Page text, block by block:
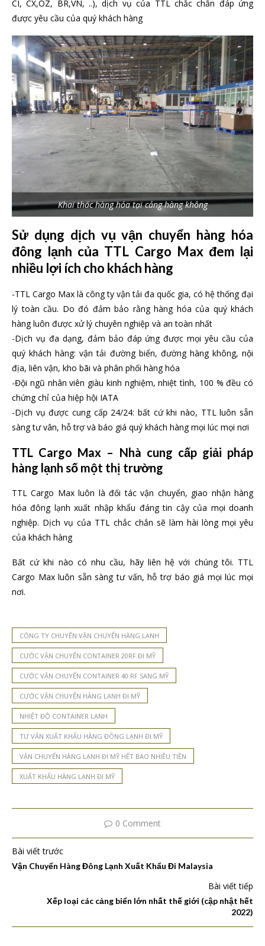
CI, CX,OZ, BR,VN, ..), dịch vụ của TTL chắc chắn đáp ứng
được yêu cầu của quý khách hàng
Khai thác hàng hóa tại cảng hàng không
Sử dụng dịch vụ vận chuyển hàng hóa
đông lạnh của TTL Cargo Max đem lại
nhiều lợi ích cho khách hàng
-TTL Cargo Max là công ty vận tải đa quốc gia, có hệ thống đại
lý toàn cầu. Do đó đảm bảo rằng hàng hóa của quý khách
hàng luôn được xử lý chuyên nghiệp và an toàn nhất
-Dịch vụ đa dạng, đảm bảo đáp ứng được mọi yêu cầu của
quý khách hàng: vận tải đường biển, đường hàng không, nội
địa, liên vận, kho bãi và phân phối hàng hóa
-Đội ngũ nhân viên giàu kinh nghiệm, nhiệt tình, 100 % đều có
chứng chỉ của hiệp hội IATA
-Dịch vụ được cung cấp 24/24: bất cứ khi nào, TTL luôn sẵn
sàng tư vân, hỗ trợ và báo giá quý khách hàng mọi lúc mọi nơi
TTL Cargo Max – Nhà cung cấp giải pháp
hàng lạnh số một thị trường
TTL Cargo Max luôn là đối tác vận chuyển, giao nhận hàng
hóa đông lạnh xuất nhập khẩu đáng tin cậy của mọi doanh
nghiệp. Dịch vụ của TTL chắc chắn sẽ làm hài lòng mọi yêu
của khách hàng
Bất cứ khi nào có nhu cầu, hãy liên hệ với chúng tôi. TTL
Cargo Max luôn sẵn sàng tư vấn, hỗ trợ báo giá mọi lúc mọi
nơi.
CÔNG TY CHUYÊN VẬN CHUYỂN HÀNG LẠNH
CƯỚC VẬN CHUYỂN CONTAINER 20RF ĐI MỸ
CƯỚC VẬN CHUYỂN CONTAINER 40 RF SANG MỸ
CƯỚC VẬN CHUYỂN HÀNG LẠNH ĐI MỸ
NHIỆT ĐỘ CONTAINER LẠNH
TƯ VẤN XUẤT KHẨU HÀNG ĐÔNG LẠNH ĐI MỸ
VẬN CHUYỂN HÀNG LẠNH ĐI MỸ HẾT BAO NHIÊU TIỀN
XUẤT KHẨU HÀNG LẠNH ĐI MỸ
0 Comment
Bài viết trước
Vận Chuyển Hàng Đông Lạnh Xuất Khẩu Đi Malaysia
Bài viết tiếp
Xếp loại các cảng biển lớn nhất thế giới (cập nhật hết
2022)